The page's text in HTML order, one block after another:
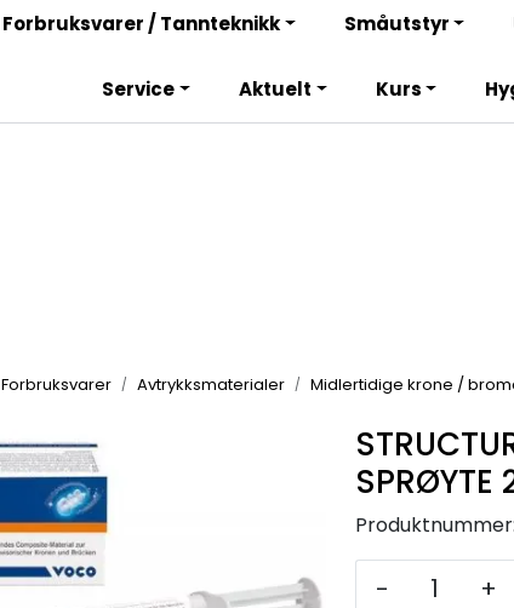
Bli totalkunde og få en rekke fordeler.
Forbruksvarer / Tannteknikk Småutstyr
Service Aktuelt Kurs
Forbruksvarer Avtrykksmaterialer Midlertidige krone /
SPRØYTE
Produktnummer:
- +